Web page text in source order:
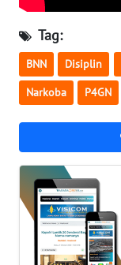
Tag:
BNN Disiplin
Narkoba P4GN
JAMBI
WN
SULTRA
SULTENG
WN
SULBAR